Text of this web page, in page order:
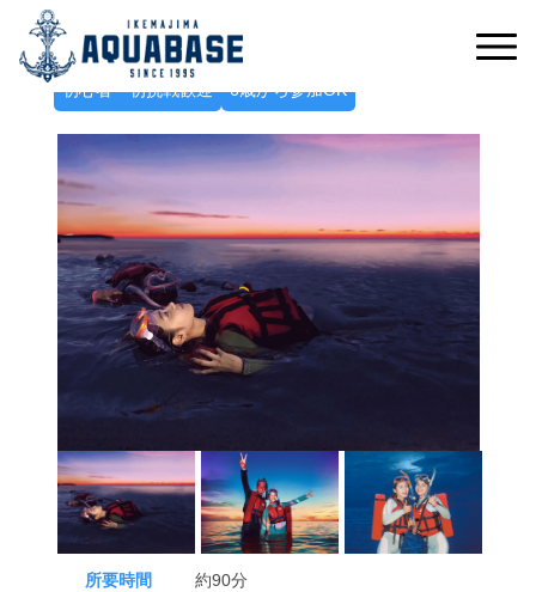
こぼれ落ちそうな星空に癒される
ナイトヒーリングシュノーケルツアー
初心者・初挑戦歓迎 6歳から参加OK
所要時間 約90分